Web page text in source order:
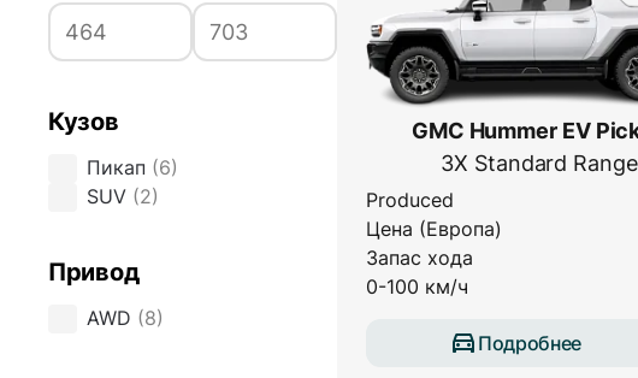
Кузов
Пикап (6)
SUV (2)
Привод
AWD (8)
GMC Hummer EV
3X Standard Range
Produced
Цена (Европа)
Запас хода
0-100 км/ч
Подробнее